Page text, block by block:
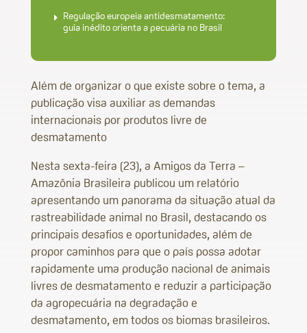
Regulação europeia antidesmatamento:
guia inédito orienta a pecuária no Brasil
Além de organizar o que existe sobre o tema, a
publicação visa auxiliar as demandas
internacionais por produtos livre de
desmatamento
Nesta sexta-feira (23), a Amigos da Terra –
Amazônia Brasileira publicou um relatório
apresentando um panorama da situação atual da
rastreabilidade animal no Brasil, destacando os
principais desafios e oportunidades, além de
propor caminhos para que o país possa adotar
rapidamente uma produção nacional de animais
livres de desmatamento e reduzir a participação
da agropecuária na degradação e
desmatamento, em todos os biomas brasileiros.